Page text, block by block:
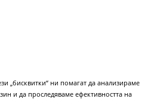
„бисквитки“ ни помагат да анализираме
и да проследяваме ефективността на